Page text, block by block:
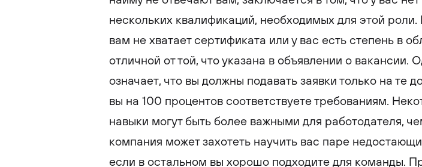
нескольких квалификаций, необходимых для этой
вам не хватает сертификата или у вас есть степень в
отличной от той, что указана в объявлении о вакансии.
означает, что вы должны подавать заявки только на те
вы на 100 процентов соответствуете требованиям.
навыки могут быть более важными для работодателя,
компания может захотеть научить вас паре
если в остальном вы хорошо подходите для команды.